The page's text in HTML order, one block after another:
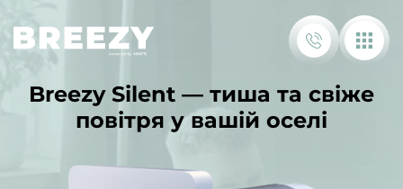
Breezy Silent — тиша та свіже
повітря у вашій оселі